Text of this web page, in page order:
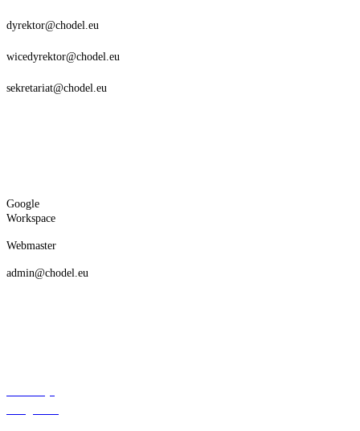
dyrektor@chodel.eu
wicedyrektor@chodel.eu
sekretariat@chodel.eu
Google
Workspace
Webmaster
admin@chodel.eu